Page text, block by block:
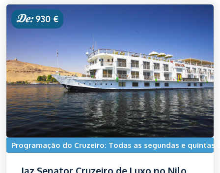
De:930 €
Programação do Cruzeiro: Todas as segundas e
Jaz Senator Cruzeiro de Luxo no Nilo